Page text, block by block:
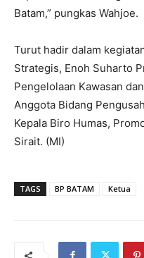
Batam,” pungkas Wahjoe.
Turut hadir dalam
Strategis, Enoh Suharto
Pengelolaan Kawasan
Anggota Bidang
Kepala Biro Humas,
Sirait. (MI)
TAGS BP BATAM Ketua